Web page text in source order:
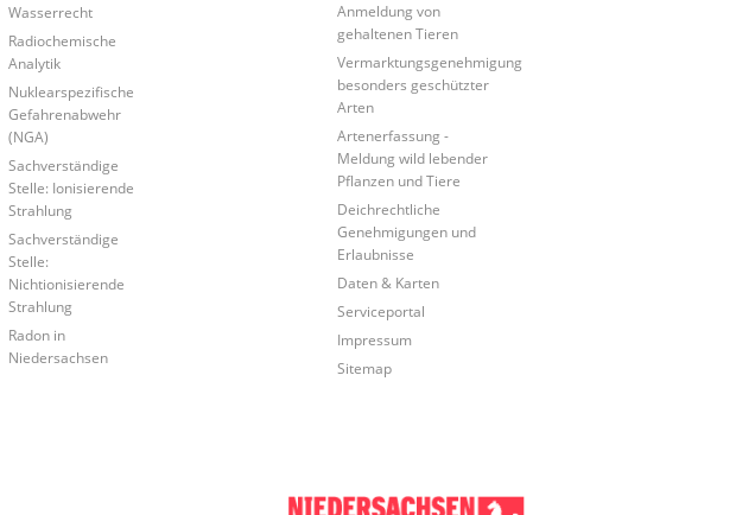
Wasserrecht
Radiochemische
Analytik
Nuklearspezifische
Gefahrenabwehr
(NGA)
Sachverständige
Stelle: Ionisierende
Strahlung
Sachverständige
Stelle:
Nichtionisierende
Strahlung
Radon in
Niedersachsen
Anmeldung von
gehaltenen Tieren
Vermarktungsgenehmigung
besonders geschützter
Arten
Artenerfassung -
Meldung wild lebender
Pflanzen und Tiere
Deichrechtliche
Genehmigungen und
Erlaubnisse
Daten & Karten
Serviceportal
Impressum
Sitemap